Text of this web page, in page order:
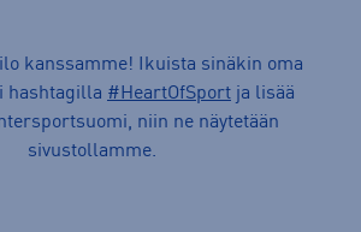
kanssamme! Ikuista sinäkin oma
hashtagilla #HeartOfSport ja lisää
niin ne näytetään
sivustollamme.